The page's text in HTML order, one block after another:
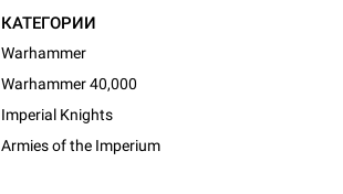
КАТЕГОРИИ
Warhammer
Warhammer 40,000
Imperial Knights
Armies of the Imperium